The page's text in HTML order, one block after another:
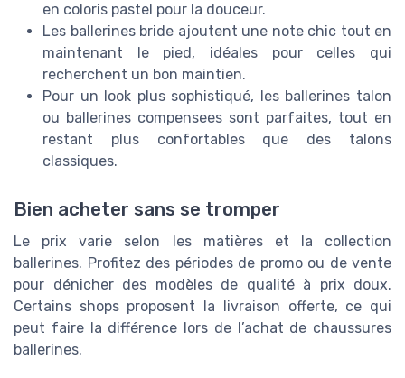
en coloris pastel pour la douceur.
Les ballerines bride ajoutent une note chic tout en
maintenant le pied, idéales pour celles qui
recherchent un bon maintien.
Pour un look plus sophistiqué, les ballerines talon
ou ballerines compensees sont parfaites, tout en
restant plus confortables que des talons
classiques.
Bien acheter sans se tromper
Le prix varie selon les matières et la collection
ballerines. Profitez des périodes de promo ou de vente
pour dénicher des modèles de qualité à prix doux.
Certains shops proposent la livraison offerte, ce qui
peut faire la différence lors de l’achat de chaussures
ballerines.